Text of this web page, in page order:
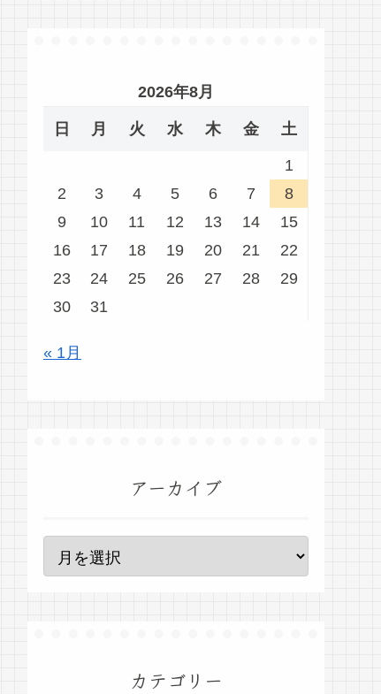
2026年8月
日 月 火 水 木 金 土
1
2
3 4 5 6 7
8
9
10 11 12 13 14
15
16
17 18 19 20 21
22
23
24 25 26 27 28
29
30
31
« 1月
アーカイブ
カテゴリー